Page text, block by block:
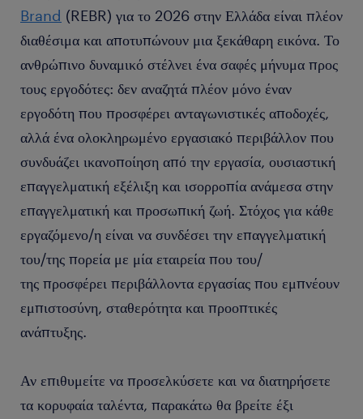
Brand (REBR) για το 2026 στην Ελλάδα είναι πλέον
διαθέσιμα και αποτυπώνουν μια ξεκάθαρη εικόνα. Το
ανθρώπινο δυναμικό στέλνει ένα σαφές μήνυμα προς
τους εργοδότες: δεν αναζητά πλέον μόνο έναν
εργοδότη που προσφέρει ανταγωνιστικές αποδοχές,
αλλά ένα ολοκληρωμένο εργασιακό περιβάλλον που
συνδυάζει ικανοποίηση από την εργασία, ουσιαστική
επαγγελματική εξέλιξη και ισορροπία ανάμεσα στην
επαγγελματική και προσωπική ζωή. Στόχος για κάθε
εργαζόμενο/η είναι να συνδέσει την επαγγελματική
του/της πορεία με μία εταιρεία που του/
της προσφέρει περιβάλλοντα εργασίας που εμπνέουν
εμπιστοσύνη, σταθερότητα και προοπτικές
ανάπτυξης.
Αν επιθυμείτε να προσελκύσετε και να διατηρήσετε
τα κορυφαία ταλέντα, παρακάτω θα βρείτε έξι